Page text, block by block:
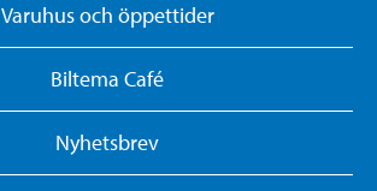
Varuhus och öppettider
Biltema Café
Nyhetsbrev